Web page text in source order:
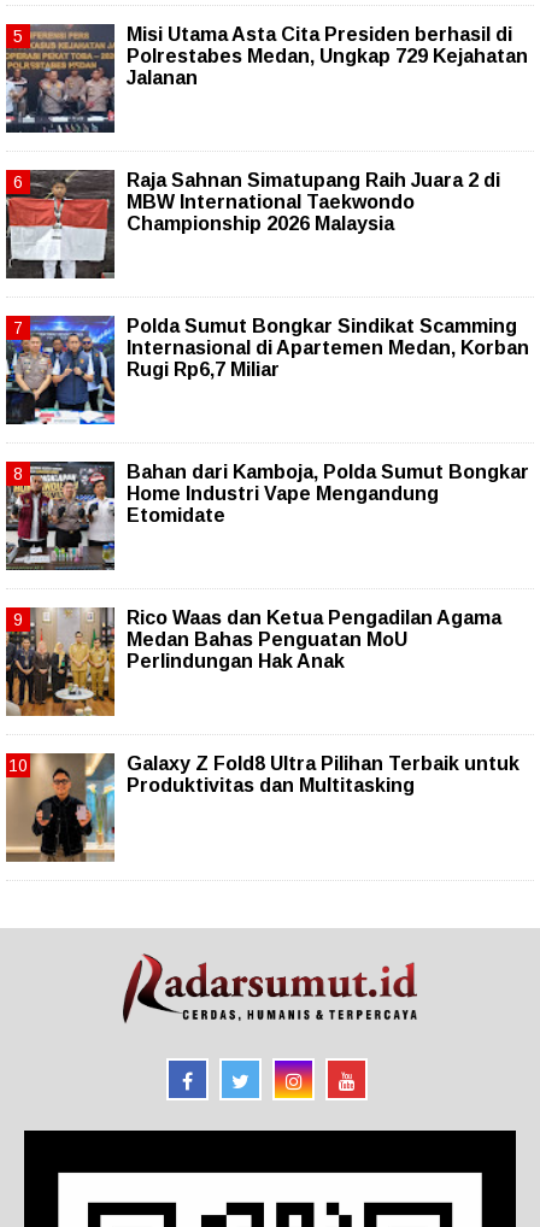
Misi Utama Asta Cita Presiden berhasil di
Polrestabes Medan, Ungkap 729 Kejahatan
Jalanan
Raja Sahnan Simatupang Raih Juara 2 di
MBW International Taekwondo
Championship 2026 Malaysia
Polda Sumut Bongkar Sindikat Scamming
Internasional di Apartemen Medan, Korban
Rugi Rp6,7 Miliar
Bahan dari Kamboja, Polda Sumut Bongkar
Home Industri Vape Mengandung
Etomidate
Rico Waas dan Ketua Pengadilan Agama
Medan Bahas Penguatan MoU
Perlindungan Hak Anak
Galaxy Z Fold8 Ultra Pilihan Terbaik untuk
Produktivitas dan Multitasking